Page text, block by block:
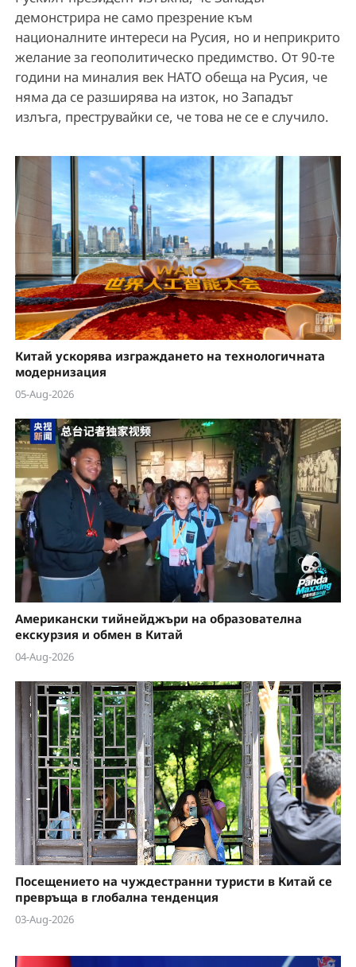
демонстрира не само презрение към
националните интереси на Русия, но и неприкрито
желание за геополитическо предимство. От 90-те
години на миналия век НАТО обеща на Русия, че
няма да се разширява на изток, но Западът
излъга, преструвайки се, че това не се е случило.
Китай ускорява изграждането на технологичната
модернизация
05-Aug-2026
Американски тийнейджъри на образователна
екскурзия и обмен в Китай
04-Aug-2026
Посещението на чуждестранни туристи в Китай се
превръща в глобална тенденция
03-Aug-2026